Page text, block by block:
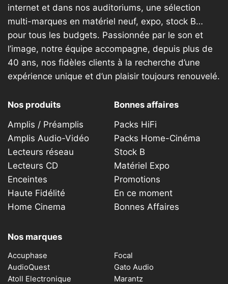
internet et dans nos auditoriums, une sélection
multi-marques en matériel neuf, expo, stock B…
pour tous les budgets. Passionnée par le son et
l’image, notre équipe accompagne, depuis plus de
40 ans, nos fidèles clients à la recherche d’une
expérience unique et d’un plaisir toujours renouvelé.
Nos produits
Amplis / Préamplis
Amplis Audio-Vidéo
Lecteurs réseau
Lecteurs CD
Enceintes
Haute Fidélité
Home Cinema
Bonnes affaires
Packs HiFi
Packs Home-Cinéma
Stock B
Matériel Expo
Promotions
En ce moment
Bonnes Affaires
Nos marques
Accuphase
AudioQuest
Atoll Electronique
Focal
Gato Audio
Marantz